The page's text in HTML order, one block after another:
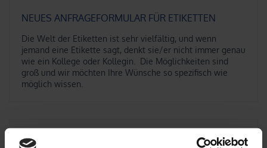
NEUES ANFRAGEFORMULAR FÜR ETIKETTEN
Die Welt der Etiketten ist sehr vielfältig, und wenn
jemand eine Etikette sagt, denkt sie/er nicht immer genau
wie ein Kollege oder Kollegin.
Die Möglichkeiten sind
groß und wir möchten Ihre Wünsche so spezifisch wie
möglich wissen.